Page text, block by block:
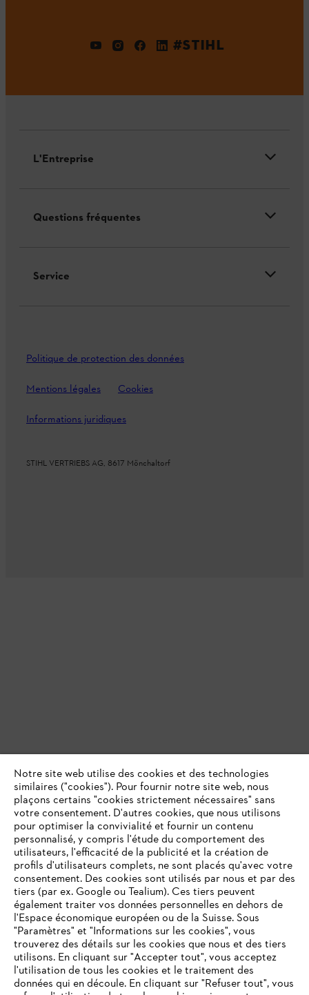
#STIHL
L'Entreprise
Questions fréquentes
Service
Politique de protection des données
Mentions légales Cookies
Informations juridiques
STIHL VERTRIEBS AG, 8617 Mönchaltorf
VOTRE NAVIGATEUR INTERNET
N'EST PLUS PRIS EN CHARGE
Notre site web utilise des cookies et des technologies
similaires ("cookies"). Pour fournir notre site web, nous
plaçons certains "cookies strictement nécessaires" sans
votre consentement. D'autres cookies, que nous utilisons
pour optimiser la convivialité et fournir un contenu
personnalisé, y compris l'étude du comportement des
utilisateurs, l'efficacité de la publicité et la création de
profils d'utilisateurs complets, ne sont placés qu'avec votre
consentement. Des cookies sont utilisés par nous et par des
tiers (par ex. Google ou Tealium). Ces tiers peuvent
également traiter vos données personnelles en dehors de
l'Espace économique européen ou de la Suisse. Sous
"Paramètres" et "Informations sur les cookies", vous
trouverez des détails sur les cookies que nous et des tiers
utilisons. En cliquant sur "Accepter tout", vous acceptez
l'utilisation de tous les cookies et le traitement des
données qui en découle. En cliquant sur "Refuser tout", vous